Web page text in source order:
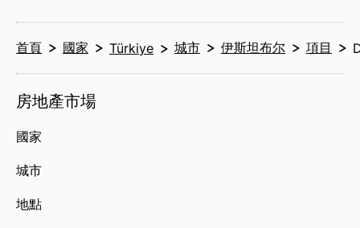
首頁 國家 Türkiye 城市 伊斯坦布尔 項目
房地產市場
國家
城市
地點